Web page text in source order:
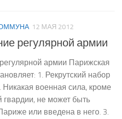
12 МАЯ 2012
регулярной армии
армии Парижская
1. Рекрутский набор
Никакая военная сила, кроме
гвардии, не может быть
или введена в него. 3.